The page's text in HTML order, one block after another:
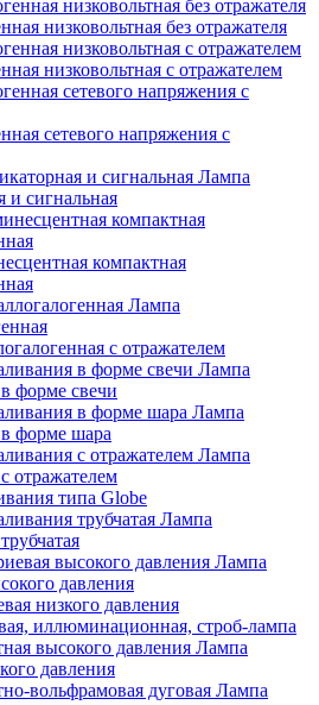
низковольтная без отражателя
низковольтная с отражателем
сетевого напряжения с
Лампа
и сигнальная
компактная
Лампа
с отражателем
Лампа
форме свечи
Лампа
форме шара
Лампа
отражателем
типа Globe
Лампа
Лампа
давления
низкого давления
иллюминационная, строб-лампа
Лампа
давления
Лампа